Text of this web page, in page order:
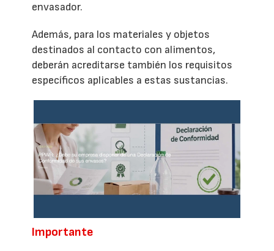
envasador.
Además, para los materiales y objetos
destinados al contacto con alimentos,
deberán acreditarse también los requisitos
específicos aplicables a estas sustancias.
Importante